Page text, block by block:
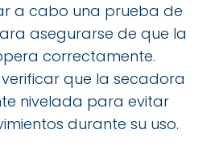
a cabo una prueba de
asegurarse de que la
correctamente.
que la secadora
nivelada para evitar
durante su uso.